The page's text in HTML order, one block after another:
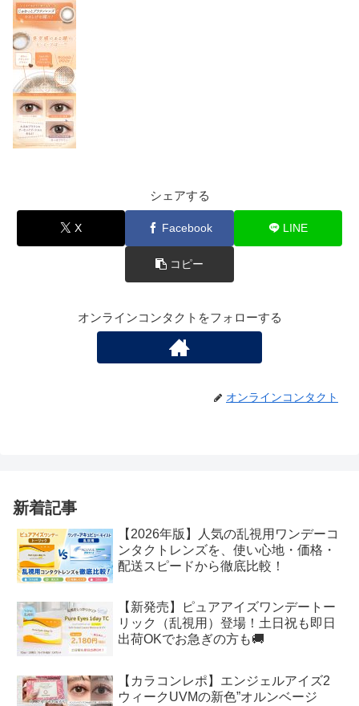
シェアする
X Facebook LINE
コピー
オンラインコンタクトをフォローする
オンラインコンタクト
新着記事
【2026年版】人気の乱視用ワンデーコ
ンタクトレンズを、使い心地・価格・
配送スピードから徹底比較！
【新発売】ピュアアイズワンデートー
リック（乱視用）登場！土日祝も即日
出荷OKでお急ぎの方も🚚
【カラコンレポ】エンジェルアイズ2
ウィークUVMの新色”オルンベージ